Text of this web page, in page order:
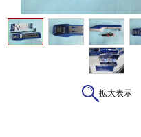
拡大表示